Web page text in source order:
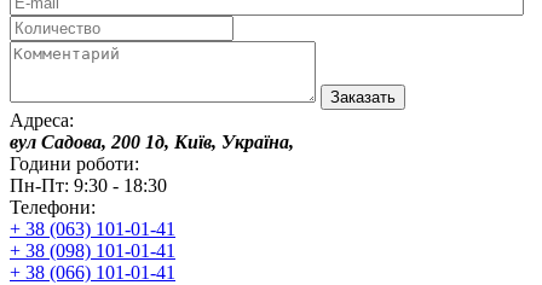
Адреса:
вул Садова, 200 1д, Київ, Україна,
Години роботи:
Пн-Пт: 9:30 - 18:30
Телефони:
+ 38 (063) 101-01-41
+ 38 (098) 101-01-41
+ 38 (066) 101-01-41